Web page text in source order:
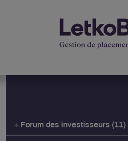
Forum des investisseurs (11)